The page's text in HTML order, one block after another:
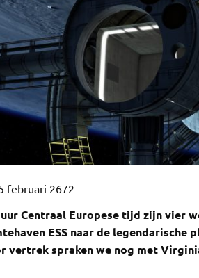
februari 2672
uur Centraal Europese tijd zijn vier
ESS naar de
vertrek spraken we nog met